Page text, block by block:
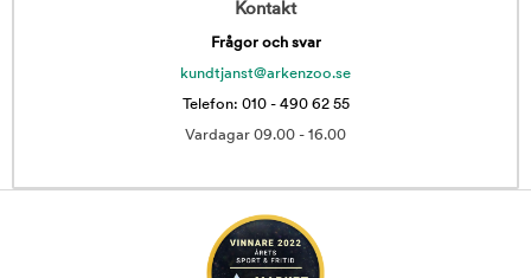
Kontakt
Frågor och svar
kundtjanst@arkenzoo.se
Telefon: 010 - 490 62 55
Vardagar 09.00 - 16.00